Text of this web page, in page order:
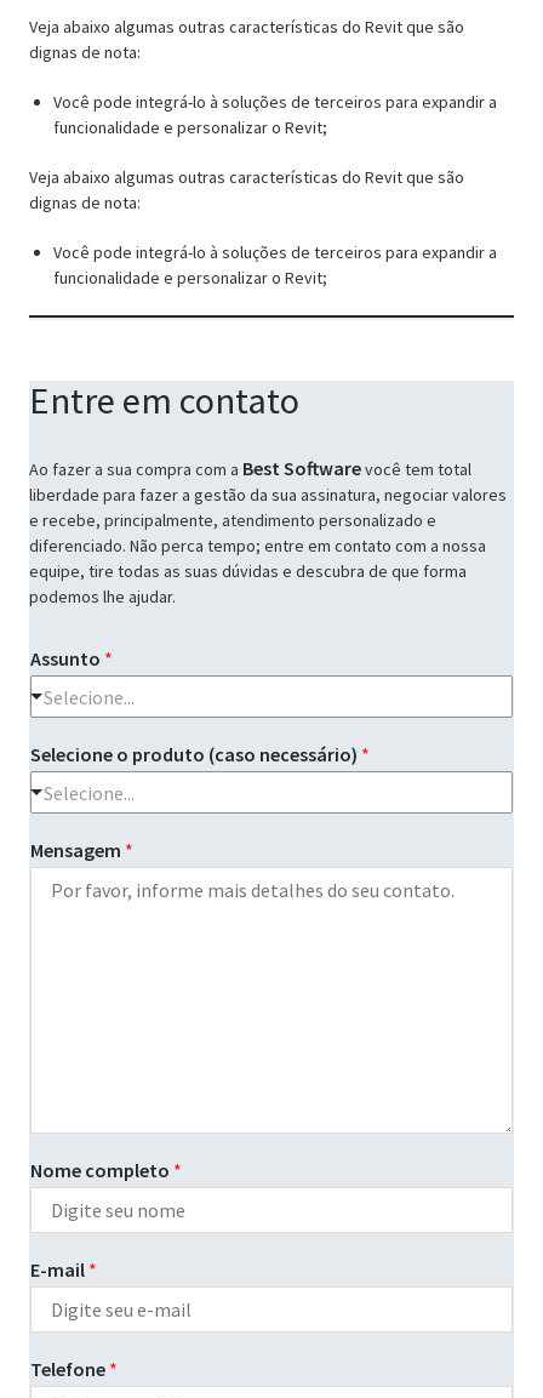
Veja abaixo algumas outras características do Revit que são
dignas de nota:
Você pode integrá-lo à soluções de terceiros para expandir a
funcionalidade e personalizar o Revit;
Veja abaixo algumas outras características do Revit que são
dignas de nota:
Você pode integrá-lo à soluções de terceiros para expandir a
funcionalidade e personalizar o Revit;
Entre em contato
Ao fazer a sua compra com a Best Softwarevocê tem total
liberdade para fazer a gestão da sua assinatura, negociar valores
e recebe, principalmente, atendimento personalizado e
diferenciado. Não perca tempo; entre em contato com a nossa
equipe, tire todas as suas dúvidas e descubra de que forma
podemos lhe ajudar.
Assunto *
Selecione...
Selecione o produto (caso necessário) *
Selecione...
Mensagem *
Nome completo *
E-mail *
Telefone *